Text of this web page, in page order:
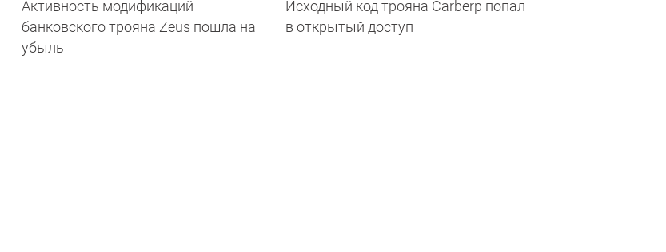
Активность модификаций
банковского трояна Zeus пошла на
убыль
Исходный код трояна Carberp попал
в открытый доступ